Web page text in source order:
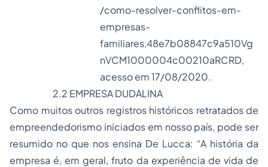
/como-resolver-conflitos-em-
empresas-
familiares,48e7b08847c9a510Vg
nVCM1000004c00210aRCRD,
acesso em 17/08/2020.
2.2 EMPRESA DUDALINA
Como muitos outros registros históricos retratados de
empreendedorismo iniciados em nosso país, pode ser
resumido no que nos ensina De Lucca: “A história da
empresa é, em geral, fruto da experiência de vida de